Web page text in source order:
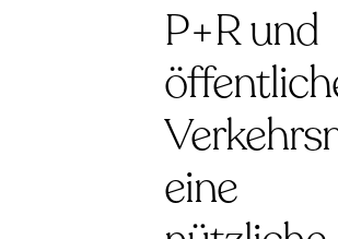
P+R und
eine